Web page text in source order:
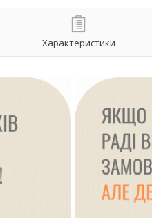
Характеристики